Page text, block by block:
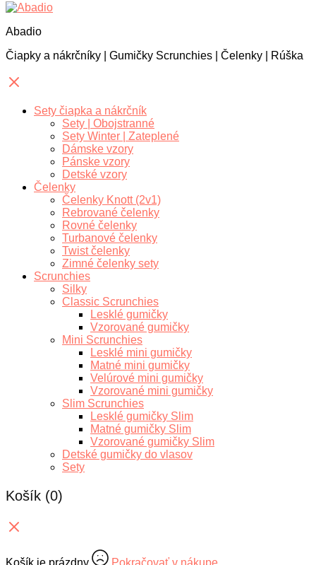
Abadio
Čiapky a nákrčníky | Gumičky Scrunchies | Čelenky | Rúška
Sety čiapka a nákrčník
Sety | Obojstranné
Sety Winter | Zateplené
Dámske vzory
Pánske vzory
Detské vzory
Čelenky
Čelenky Knott (2v1)
Rebrované čelenky
Rovné čelenky
Turbanové čelenky
Twist čelenky
Zimné čelenky sety
Scrunchies
Silky
Classic Scrunchies
Lesklé gumičky
Vzorované gumičky
Mini Scrunchies
Lesklé mini gumičky
Matné mini gumičky
Velúrové mini gumičky
Vzorované mini gumičky
Slim Scrunchies
Lesklé gumičky Slim
Matné gumičky Slim
Vzorované gumičky Slim
Detské gumičky do vlasov
Sety
Košík (0)
Košík je prázdny Pokračovať v nákupe